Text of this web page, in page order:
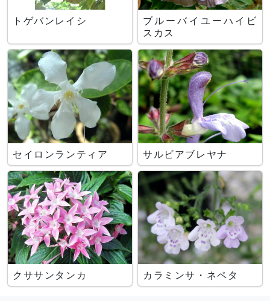
トゲバンレイシ
ブルーバイユーハイビ
スカス
セイロンランティア サルビアブレヤナ
クササンタンカ カラミンサ・ネペタ